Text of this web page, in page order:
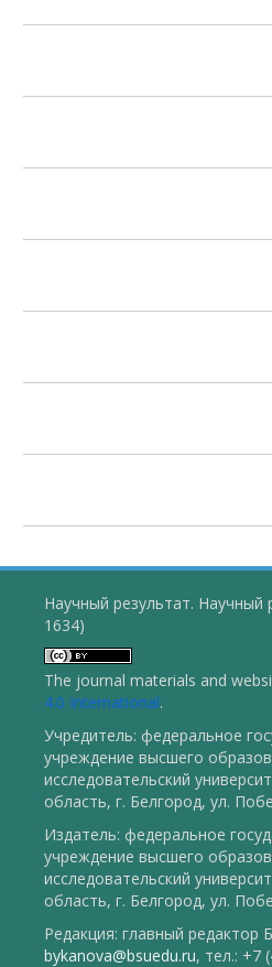
Научный результат. Научный
1634)
The journal materials and
4.0 International.
Учредитель: федеральное
учреждение высшего
исследовательский
область, г. Белгород, ул.
Издатель: федеральное
учреждение высшего
исследовательский
область, г. Белгород, ул.
Редакция: главный редактор
bykanova@bsuedu.ru, тел.: +7